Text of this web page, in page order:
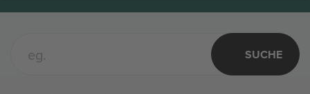
SUCHE